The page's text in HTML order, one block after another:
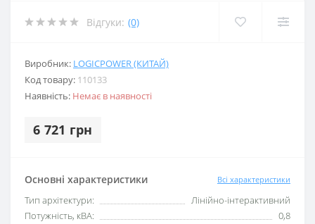
Відгуки: (0)
Виробник: LOGICPOWER (КИТАЙ)
Код товару: 110133
Наявність: Немає в наявності
6 721 грн
Основні характеристики Всі характеристики
Тип архітектури:
Лінійно-інтерактивний
Потужність, кВА:
0,8